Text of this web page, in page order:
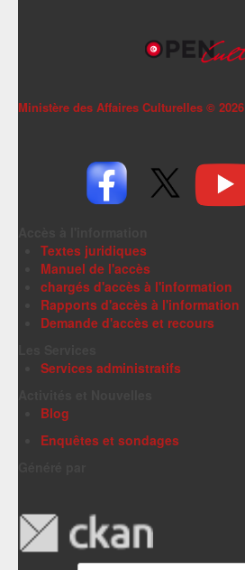
Ministère des Affaires Culturelles © 2026
Textes juridiques
Manuel de l'accès
chargés d'accès à l'information
Rapports d'accès à l'information
Demande d'accès et recours
Services administratifs
Blog
Enquêtes et sondages